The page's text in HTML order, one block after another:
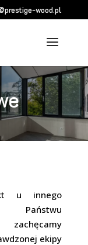
wood.pl
u innego
Państwu
ekipy